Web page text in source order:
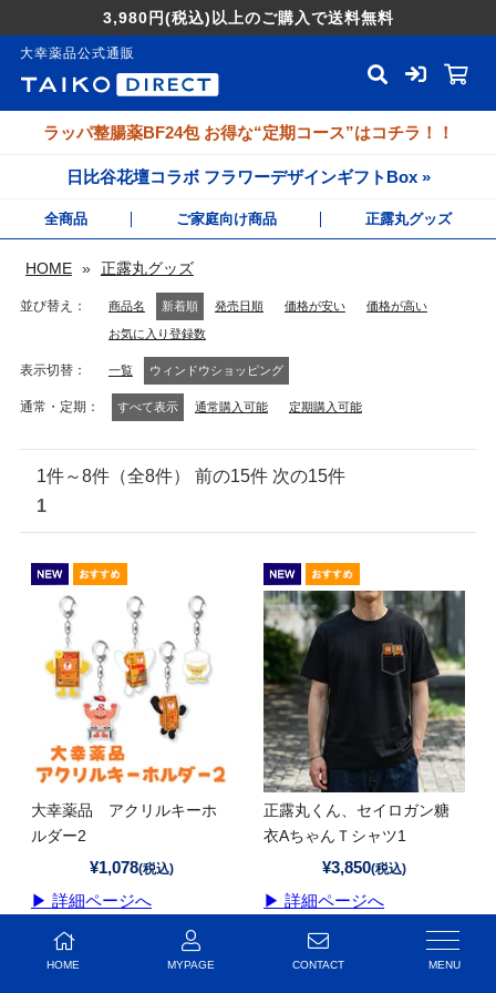
3,980円(税込) 以上のご購入で送料無料
大幸薬品公式通販
ラッパ整腸薬BF24包 お得な“定期コース”はコチラ！！
日比谷花壇コラボ フラワーデザインギフトBox »
全商品 ご家庭向け商品 正露丸グッズ
HOME » 正露丸グッズ
並び替え 商品名 新着順 発売日順 価格が安い 価格が高い
お気に入り登録数
表示切替 一覧 ウィンドウショッピング
通常・定期 すべて表示 通常購入可能 定期購入可能
1件～8件（全8件） 前の15件 次の15件
1
大幸薬品 アクリルキーホ
ルダー2
¥1,078(税込)
▶ 詳細ページへ
正露丸くん、セイロガン糖
衣AちゃんＴシャツ1
¥3,850(税込)
▶ 詳細ページへ
HOME MYPAGE CONTACT